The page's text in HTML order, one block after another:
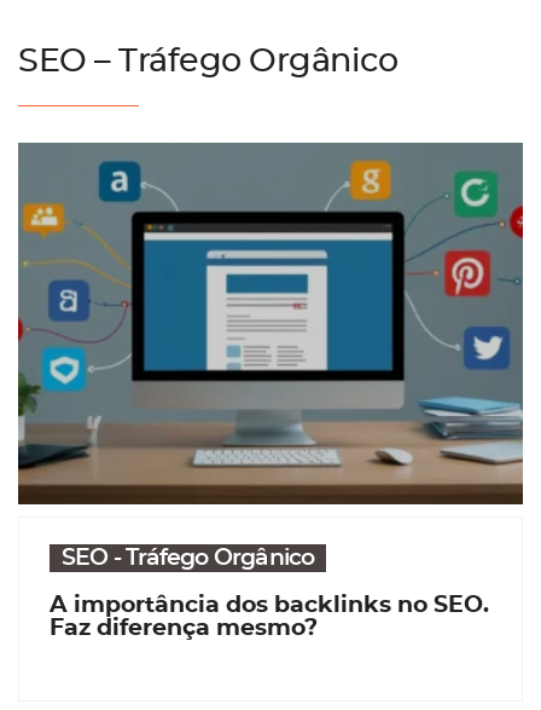
SEO – Tráfego Orgânico
SEO - Tráfego Orgânico
A importância dos backlinks no SEO.
Faz diferença mesmo?